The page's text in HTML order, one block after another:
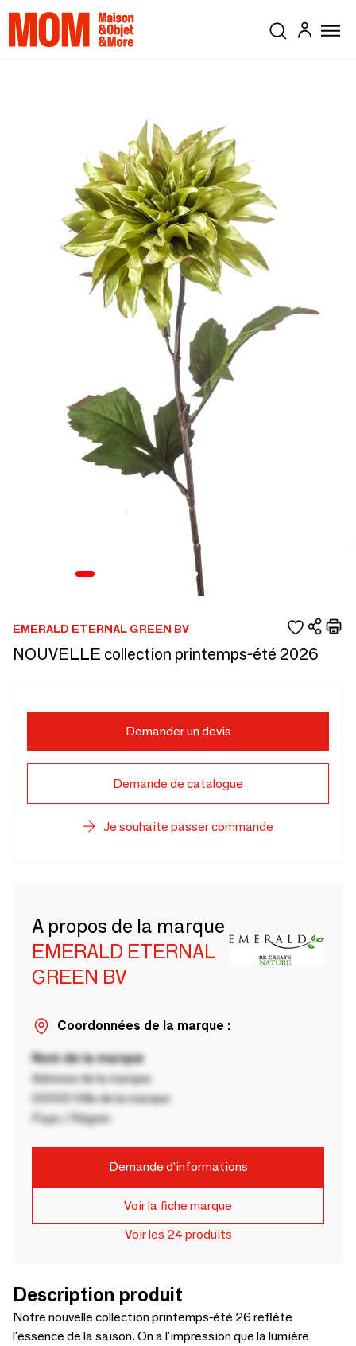
EMERALD ETERNAL GREEN BV
NOUVELLE collection printemps-été 2026
Demander un devis
Demande de catalogue
Je souhaite passer commande
A propos de la marque
EMERALD ETERNAL
GREEN BV
Coordonnées de la marque :
Nom de la marque
Adresse de la marque
00000 Ville de la marque
Pays / Région
Demande d'informations
Voir la fiche marque
Voir les 24 produits
Description produit
Notre nouvelle collection printemps-été 26 reflète
l'essence de la saison. On a l'impression que la lumière